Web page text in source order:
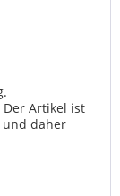
Artikel ist
und daher